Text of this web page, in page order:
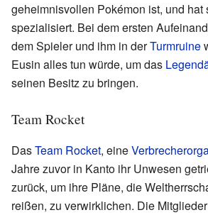
geheimnisvollen Pokémon ist, und hat
spezialisiert. Bei dem ersten
dem Spieler und ihm in derTurmruine
Eusin alles tun würde, um das
seinen Besitz zu bringen.
Team Rocket
DasTeam Rocket, eine
Jahre zuvor in Kanto ihr Unwesen
zurück, um ihre Pläne, die
reißen, zu verwirklichen. Die